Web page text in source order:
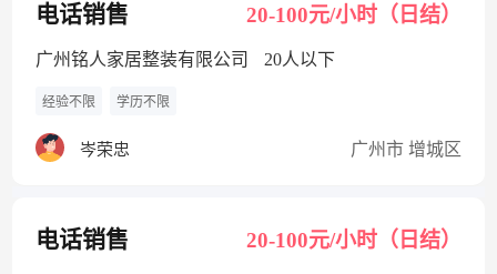
电话销售 20-100元/小时（日结）
广州铭人家居整装有限公司 20人以下
经验不限 学历不限
岑荣忠 广州市 增城区
电话销售 20-100元/小时（日结）